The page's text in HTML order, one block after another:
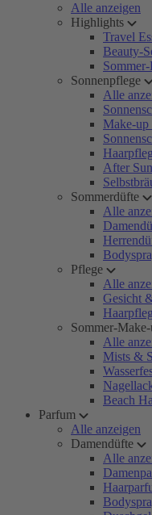
Alle anzeigen
Highlights
Travel
Beauty-
Sonnenpflege
Alle
Make-
After Sun
Sommerdüfte
Alle
Pflege
Alle
Gesicht
Sommer-
Alle
Mists &
Beach
Parfum
Alle anzeigen
Damendüfte
Alle